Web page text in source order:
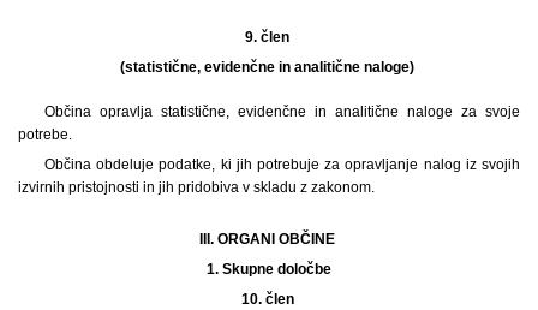
9. člen
(statistične, evidenčne in analitične naloge)
Občina opravlja statistične, evidenčne in analitične naloge za svoje
potrebe.
Občina obdeluje podatke, ki jih potrebuje za opravljanje nalog iz svojih
izvirnih pristojnosti in jih pridobiva v skladu z zakonom.
III. ORGANI OBČINE
1. Skupne določbe
10. člen